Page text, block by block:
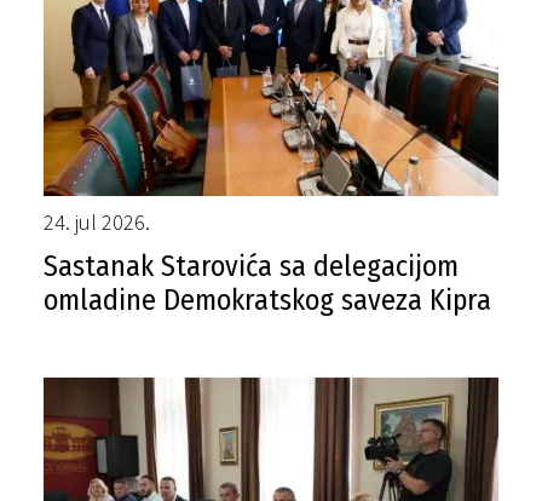
24. jul 2026.
Sastanak Starovića sa delegacijom
omladine Demokratskog saveza Kipra